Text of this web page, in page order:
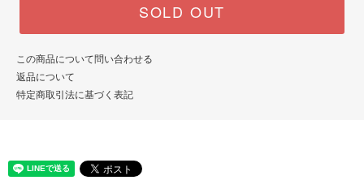
SOLD OUT
この商品について問い合わせる
返品について
特定商取引法に基づく表記